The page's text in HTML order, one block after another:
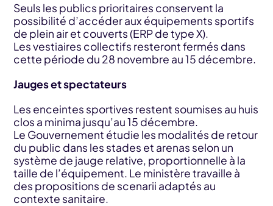
Seuls les publics prioritaires conservent la
possibilité d’accéder aux équipements sportifs
de plein air et couverts (ERP de type X).
Les vestiaires collectifs resteront fermés dans
cette période du 28 novembre au 15 décembre.
Jauges et spectateurs
Les enceintes sportives restent soumises au huis
clos a minima jusqu’au 15 décembre.
Le Gouvernement étudie les modalités de retour
du public dans les stades et arenas selon un
système de jauge relative, proportionnelle à la
taille de l’équipement. Le ministère travaille à
des propositions de scenarii adaptés au
contexte sanitaire.